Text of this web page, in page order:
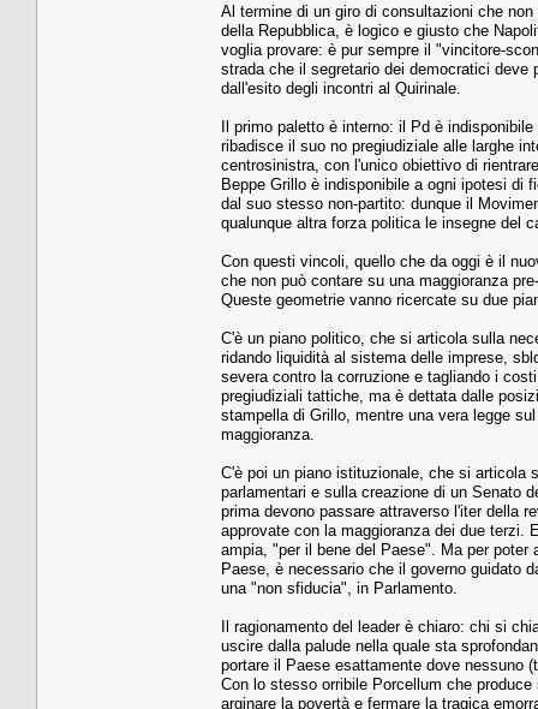
Al termine di un giro di consultazioni che
della Repubblica, è logico e giusto che
voglia provare: è pur sempre il "vincitore-
strada che il segretario dei democratici
dall'esito degli incontri al Quirinale.
Il primo paletto è interno: il Pd è
ribadisce il suo no pregiudiziale alle larghe
centrosinistra, con l'unico obiettivo di
Beppe Grillo è indisponibile a ogni ipotesi di
dal suo stesso non-partito: dunque il
qualunque altra forza politica le insegne del
Con questi vincoli, quello che da oggi è il
che non può contare su una maggioranza
Queste geometrie vanno ricercate su due
C'è un piano politico, che si articola sulla
ridando liquidità al sistema delle imprese,
severa contro la corruzione e tagliando i
pregiudiziali tattiche, ma è dettata dalle
stampella di Grillo, mentre una vera legge
maggioranza.
C'è poi un piano istituzionale, che si articola
parlamentari e sulla creazione di un Senato
prima devono passare attraverso l'iter della
approvate con la maggioranza dei due terzi.
ampia, "per il bene del Paese". Ma per
Paese, è necessario che il governo guidato
una "non sfiducia", in Parlamento.
Il ragionamento del leader è chiaro: chi si
uscire dalla palude nella quale sta
portare il Paese esattamente dove nessuno
Con lo stesso orribile Porcellum che
arginare la povertà e fermare la tragica